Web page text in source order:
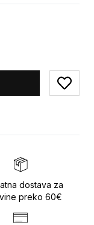
Add
dostava za
preko 60€